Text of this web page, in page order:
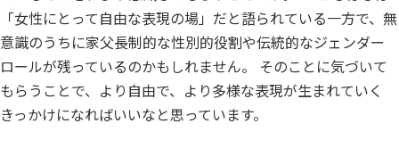
「女性にとって自由な表現の場」だと語られている一方で、無
意識のうちに家父長制的な性別的役割や伝統的なジェンダー
ロールが残っているのかもしれません。 そのことに気づいて
もらうことで、より自由で、より多様な表現が生まれていく
きっかけになればいいなと思っています。